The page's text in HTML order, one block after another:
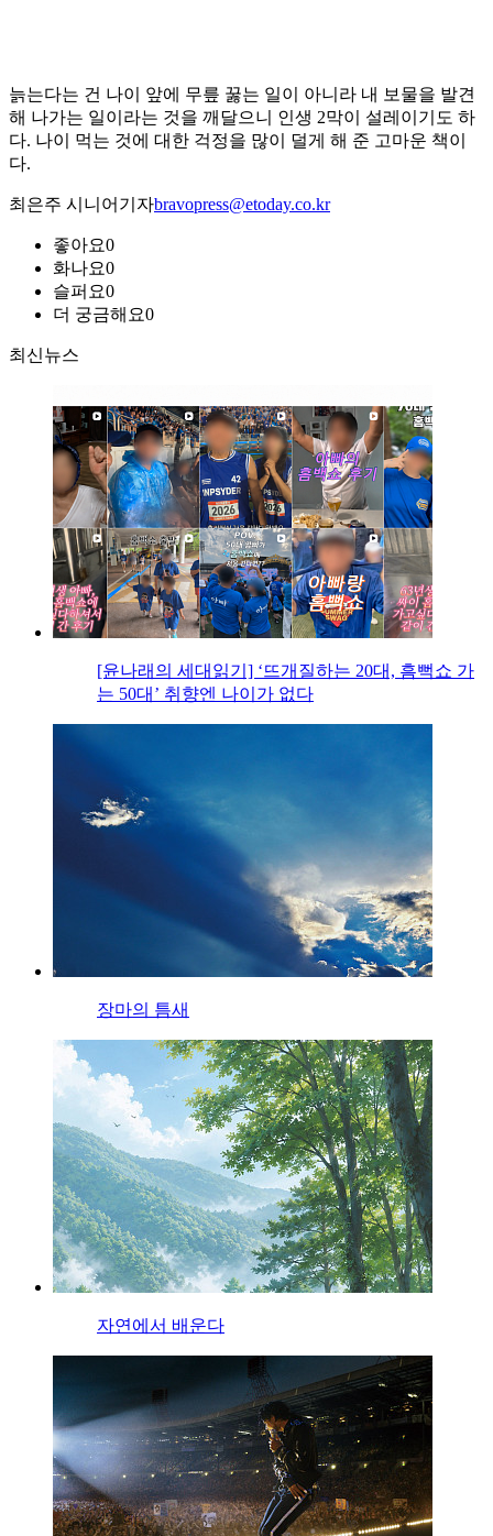
늙는다는 건 나이 앞에 무릎 꿇는 일이 아니라 내 보물을 발견
해 나가는 일이라는 것을 깨달으니 인생 2막이 설레이기도 하
다. 나이 먹는 것에 대한 걱정을 많이 덜게 해 준 고마운 책이
다.
최은주 시니어기자bravopress@etoday.co.kr
좋아요0
화나요0
슬퍼요0
더 궁금해요0
최신뉴스
[윤나래의 세대읽기] ‘뜨개질하는 20대, 흠뻑쇼 가
는 50대’ 취향엔 나이가 없다
장마의 틈새
자연에서 배운다